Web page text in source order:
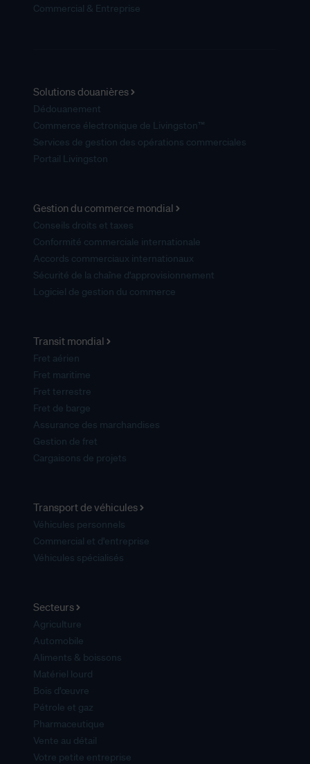
Commercial & Entreprise
Solutions douanières
Dédouanement
Commerce électronique de Livingston™
Services de gestion des opérations commerciales
Portail Livingston
Gestion du commerce mondial
Conseils droits et taxes
Conformité commerciale internationale
Accords commerciaux internationaux
Sécurité de la chaîne d'approvisionnement
Logiciel de gestion du commerce
Transit mondial
Fret aérien
Fret maritime
Fret terrestre
Fret de barge
Assurance des marchandises
Gestion de fret
Cargaisons de projets
Transport de véhicules
Véhicules personnels
Commercial et d'entreprise
Véhicules spécialisés
Secteurs
Agriculture
Automobile
Aliments & boissons
Matériel lourd
Bois d’œuvre
Pétrole et gaz
Pharmaceutique
Vente au détail
Votre petite entreprise